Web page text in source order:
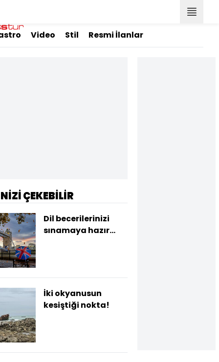
Video Stil Resmi İlanlar
ÇEKEBİLİR
Dil becerilerinizi
sınamaya hazır
İki okyanusun
kesiştiği nokta!